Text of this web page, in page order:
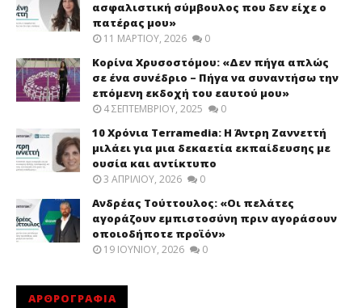
ασφαλιστική σύμβουλος που δεν είχε ο
πατέρας μου»
11 ΜΑΡΤΊΟΥ, 2026 0
Κορίνα Χρυσοστόμου: «Δεν πήγα απλώς
σε ένα συνέδριο – Πήγα να συναντήσω την
επόμενη εκδοχή του εαυτού μου»
4 ΣΕΠΤΕΜΒΡΊΟΥ, 2025 0
10 Χρόνια Terramedia: Η Άντρη Ζαννεττή
μιλάει για μια δεκαετία εκπαίδευσης με
ουσία και αντίκτυπο
3 ΑΠΡΙΛΊΟΥ, 2026 0
Ανδρέας Τούττουλος: «Οι πελάτες
αγοράζουν εμπιστοσύνη πριν αγοράσουν
οποιοδήποτε προϊόν»
19 ΙΟΥΝΊΟΥ, 2026 0
ΑΡΘΡΟΓΡΑΦΙΑ